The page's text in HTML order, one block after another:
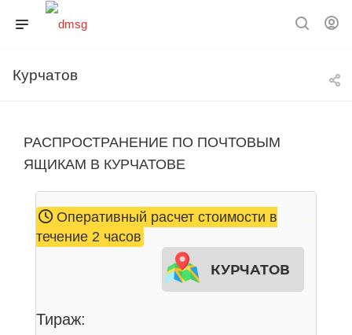
Курчатов
РАСПРОСТРАНЕНИЕ ПО ПОЧТОВЫМ
ЯЩИКАМ В КУРЧАТОВЕ
Оперативный расчет стоимости в
течение 2 часов
Курчатов
Тираж: